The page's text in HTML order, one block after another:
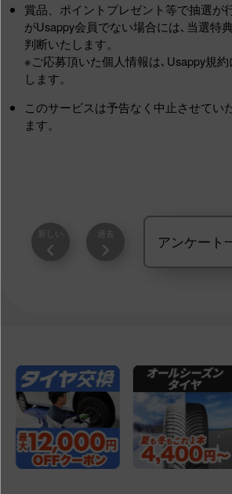
賞品、ポイントプレゼント等で抽選が
がUsappy会員でない場合には､当選特
判断いたします。
※ご応募頂いた個人情報は､Usappy規
します。
このサービスは予告なく中止させてい
ます。
新しい 過去 アンケート